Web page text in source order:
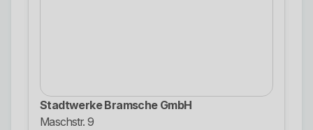
Stadtwerke Bramsche GmbH
Maschstr. 9